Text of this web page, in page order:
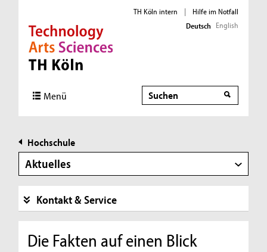
Direkt zur Hauptnavigation
Direkt zur Subnavigation
Direkt zum Inhalt
Direkt zum Fußbereich
TH Köln intern |
Hilfe im Notfall
Deutsch English
Menü Suche
Hochschule
Aktuelles
Kontakt & Service
Die Fakten auf einen Blick